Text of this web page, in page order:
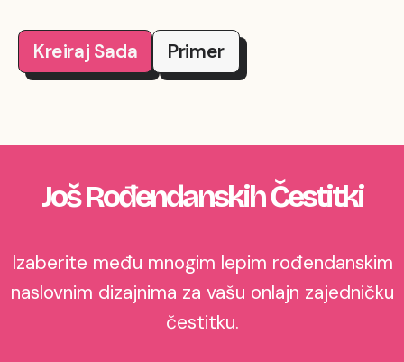
Kreiraj Sada Primer
Još Rođendanskih Čestitki
Izaberite među mnogim lepim rođendanskim
naslovnim dizajnima za vašu onlajn zajedničku
čestitku.